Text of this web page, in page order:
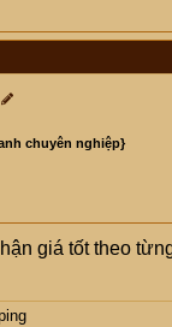
chuyên nghiệp}
giá tốt theo